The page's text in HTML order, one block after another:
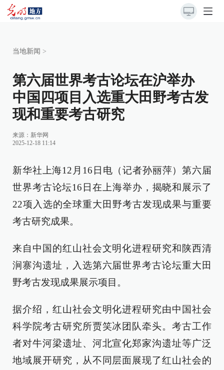
当地新闻 >
第六届世界考古论坛在沪举办
中国四项目入选重大田野考古发
现和重要考古研究
来源： 新华网
2025-12-18 11:14
新华社上海12月16日电（记者孙丽萍）第六届
世界考古论坛16日在上海举办，揭晓和展示了
22项入选的全球重大田野考古发现成果与重要
考古研究成果。
来自中国的红山社会文明化进程研究和陕西清
涧寨沟遗址，入选第六届世界考古论坛重大田
野考古发现成果展示项目。
据介绍，红山社会文明化进程研究由中国社会
科学院考古研究所贾笑冰团队牵头。考古工作
者对牛河梁遗址、河北宣化郑家沟遗址等广泛
地域展开研究，从不同层面展现了红山社会的